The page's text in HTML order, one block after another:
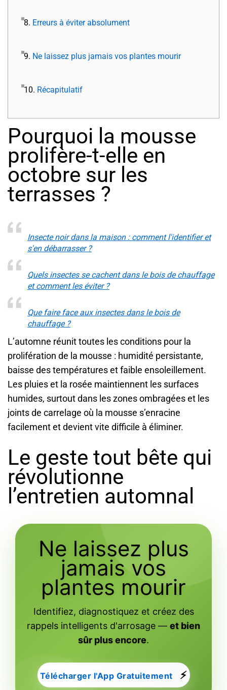
8. Erreurs à éviter absolument
9. Ne laissez plus jamais vos plantes mourir
10. Récapitulatif
Pourquoi la mousse
prolifère-t-elle en
octobre sur les
terrasses ?
Insecte noir dans la maison : comment l'identifier et
s'en débarrasser ?
Quels insectes se cachent dans le bois de chauffage
et comment les éviter ?
Que faire face aux insectes dans le bois de
chauffage ?
L’automne réunit toutes les conditions pour la
prolifération de la mousse : humidité persistante,
baisse des températures et faible ensoleillement.
Les pluies et la rosée maintiennent les surfaces
humides, surtout dans les zones ombragées et les
joints de carrelage où la mousse s’enracine
facilement et devient vite difficile à éliminer.
Le geste tout bête qui
révolutionne
l’entretien automnal
Ne laissez plus
jamais vos
plantes mourir
Identifiez, diagnostiquez et créez des
rappels intelligents d'arrosage — et bien
sûr plus encore.
Télécharger l'App Gratuitement ⚡